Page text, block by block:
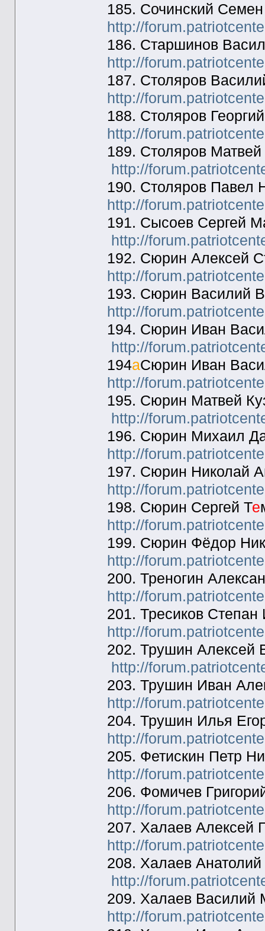
185. Сочинский
http://
186. Старшинов
http://
187. Столяров
http://
188. Столяров
http://
189. Столяров
http://
190. Столяров Павел
http://
191. Сысоев Сергей
http://
192. Сюрин Алексей
http://
193. Сюрин Василий
http://
194. Сюрин Иван
http://
194аСюрин Иван
http://
195. Сюрин Матвей
http://
196. Сюрин Михаил
http://
197. Сюрин Николай
http://
198. Сюрин Сергей Те
http://
199. Сюрин Фёдор
http://
200. Треногин
http://
201. Тресиков
http://
202. Трушин Алексей
http://
203. Трушин Иван
http://
204. Трушин Илья
http://
205. Фетискин Петр
http://
206. Фомичев
http://
207. Халаев Алексей
http://
208. Халаев
http://
209. Халаев Василий
http://